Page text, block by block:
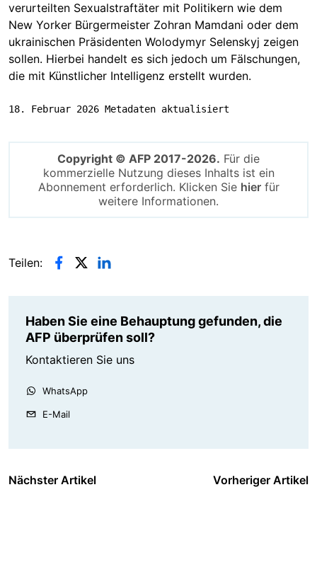
verurteilten Sexualstraftäter mit Politikern wie dem
New Yorker Bürgermeister Zohran Mamdani oder dem
ukrainischen Präsidenten Wolodymyr Selenskyj zeigen
sollen. Hierbei handelt es sich jedoch um Fälschungen,
die mit Künstlicher Intelligenz erstellt wurden.
18. Februar 2026 Metadaten aktualisiert
Copyright © AFP 2017-2026. Für die
kommerzielle Nutzung dieses Inhalts ist ein
Abonnement erforderlich. Klicken Sie hierfür
weitere Informationen.
Teilen:
Haben Sie eine Behauptung gefunden, die
AFP überprüfen soll?
Kontaktieren Sie uns
WhatsApp
E-Mail
Nächster Artikel Vorheriger Artikel